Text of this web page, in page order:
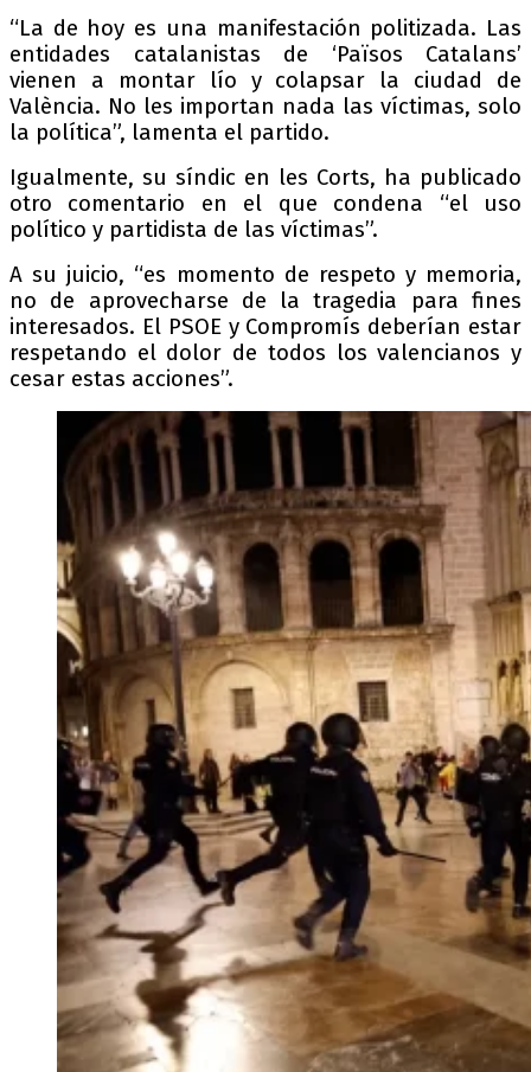
“La de hoy es una manifestación politizada. Las
entidades catalanistas de ‘Països Catalans’
vienen a montar lío y colapsar la ciudad de
València. No les importan nada las víctimas, solo
la política”, lamenta el partido.
Igualmente, su síndic en les Corts, ha publicado
otro comentario en el que condena “el uso
político y partidista de las víctimas”.
A su juicio, “es momento de respeto y memoria,
no de aprovecharse de la tragedia para fines
interesados. El PSOE y Compromís deberían estar
respetando el dolor de todos los valencianos y
cesar estas acciones”.